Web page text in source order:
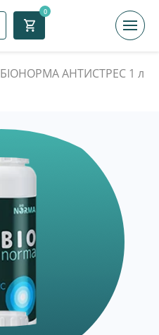
0
БІОНОРМА АНТИСТРЕС 1 л